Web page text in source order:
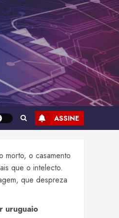
ASSINE
morto, o casamento
que o intelecto.
que despreza
uruguaio